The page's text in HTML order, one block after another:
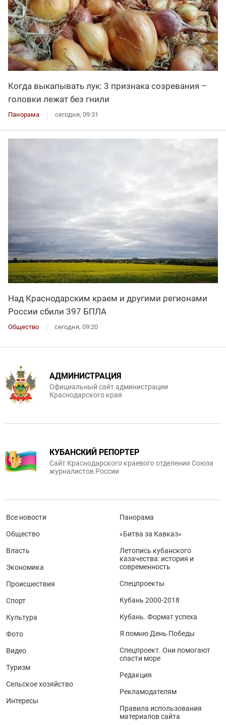
Когда выкапывать лук: 3 признака созревания –
головки лежат без гнили
Панорама сегодня, 09:31
Над Краснодарским краем и другими регионами
России сбили 397 БПЛА
Общество сегодня, 09:20
АДМИНИСТРАЦИЯ
Официальный сайт администрации
Краснодарского края
КУБАНСКИЙ РЕПОРТЕР
Сайт Краснодарского краевого отделения Союза
журналистов России
Все новости
Общество
Власть
Экономика
Происшествия
Спорт
Культура
Фото
Видео
Туризм
Сельское хозяйство
Интересы
Панорама
«Битва за Кавказ»
Летопись кубанского
казачества: история и
современность
Спецпроекты
Кубань 2000-2018
Кубань. Формат успеха
Я помню День Победы
Спецпроект. Они помогают
спасти море
Редакция
Рекламодателям
Правила использования
материалов сайта